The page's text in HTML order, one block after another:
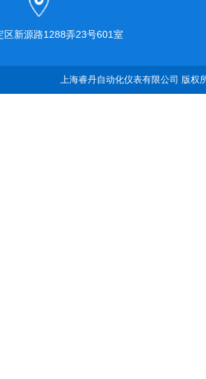
区新源路1288弄23号601室
上海睿丹自动化仪表有限公司 版权